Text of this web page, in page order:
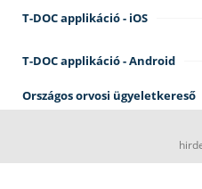
T-DOC applikáció - iOS
T-DOC applikáció - Android
Országos orvosi ügyeletkereső